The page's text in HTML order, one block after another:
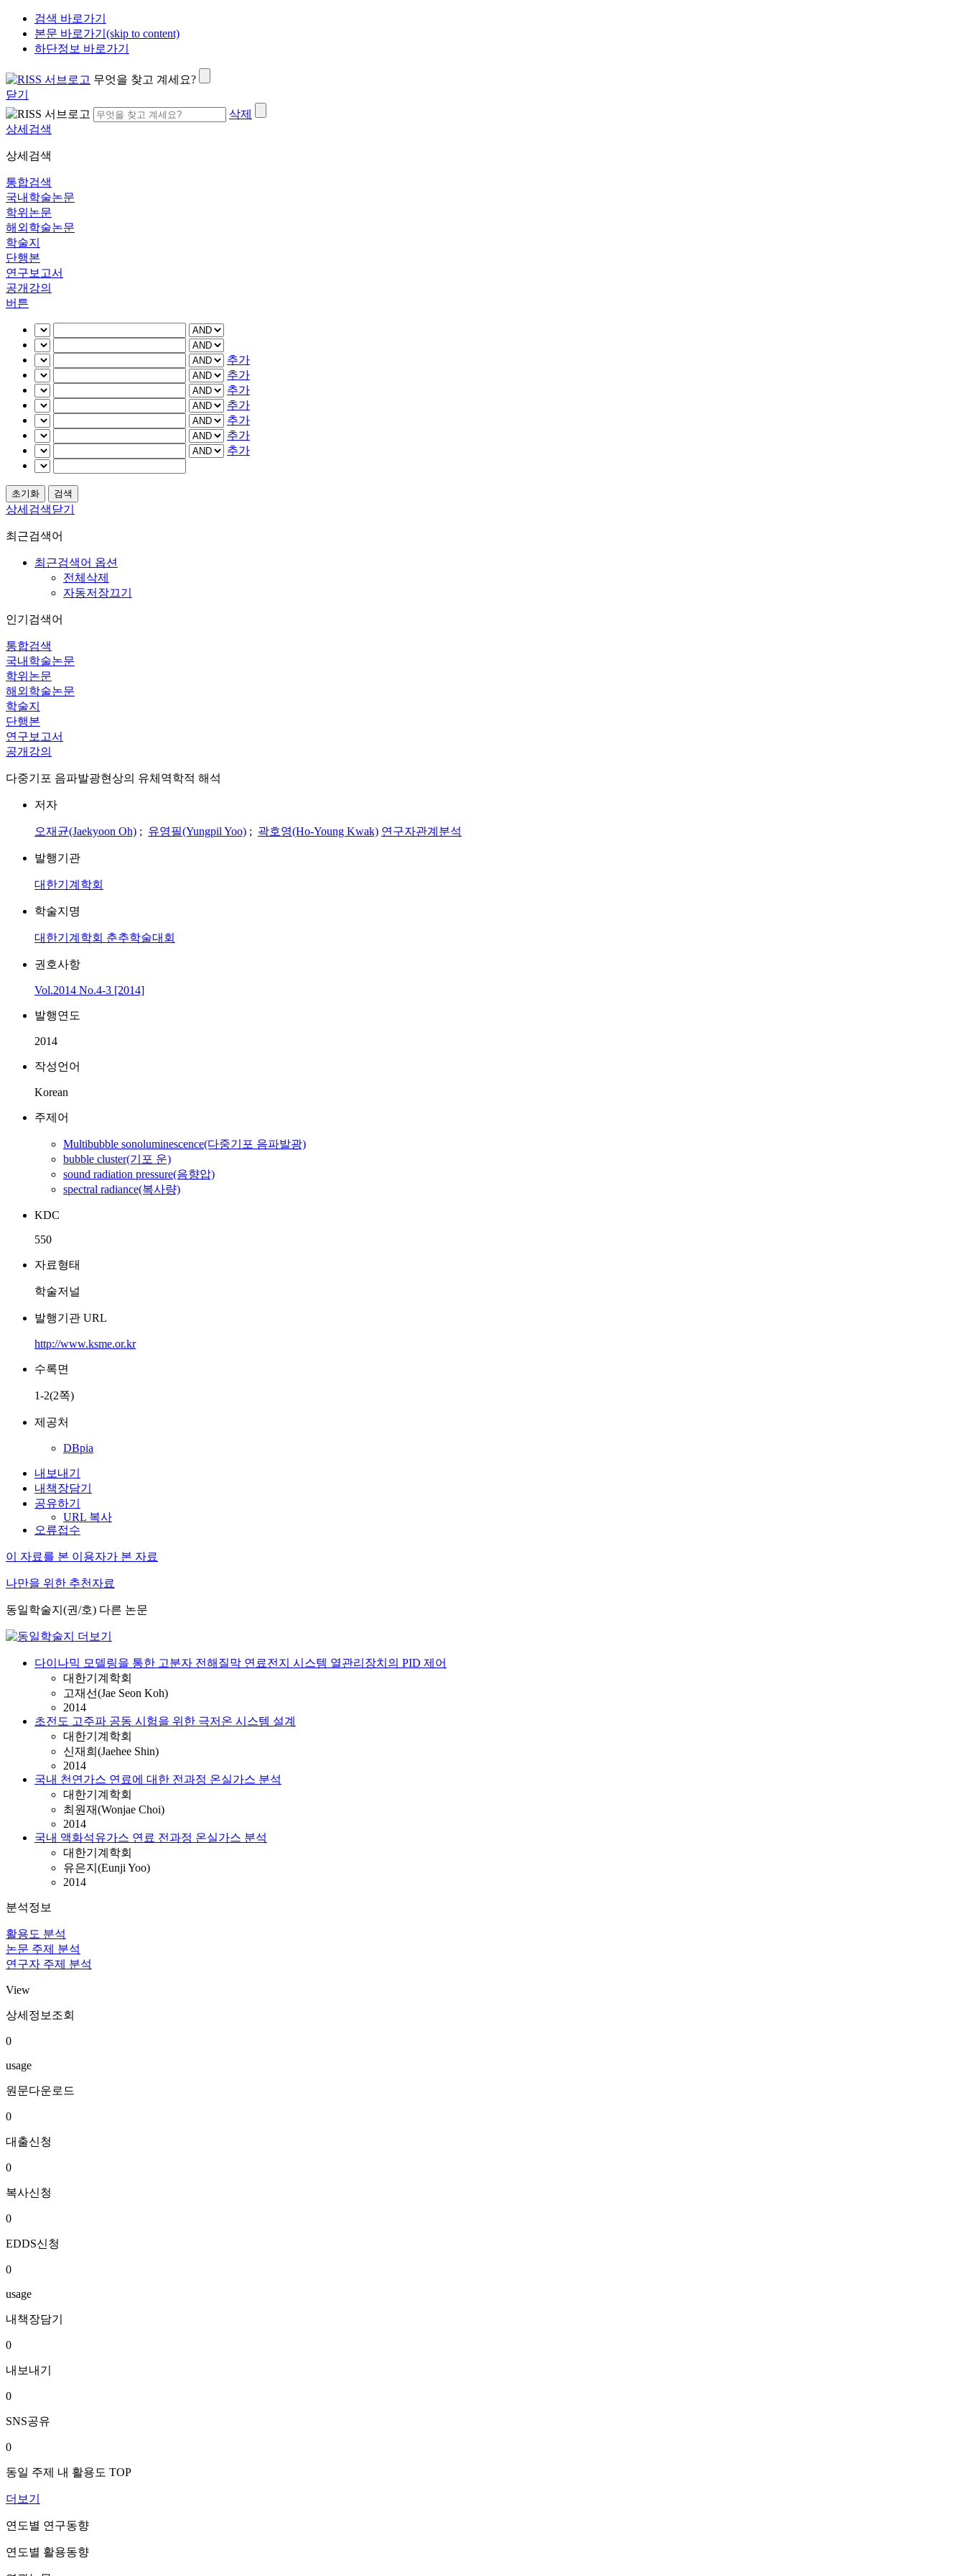
검색 바로가기
본문 바로가기(skip to content)
하단정보 바로가기
무엇을 찾고 계세요?
닫기
삭제
상세검색
상세검색
통합검색
국내학술논문
학위논문
해외학술논문
학술지
단행본
연구보고서
공개강의
버튼
추가
추가
추가
추가
추가
추가
추가
상세검색닫기
최근검색어
최근검색어 옵션
전체삭제
자동저장끄기
인기검색어
통합검색
국내학술논문
학위논문
해외학술논문
학술지
단행본
연구보고서
공개강의
다중기포 음파발광현상의 유체역학적 해석
저자
오재균(Jaekyoon Oh) ; 유영필(Yungpil Yoo) ; 곽호영(Ho-Young Kwak) 연구자관계분석
발행기관
대한기계학회
학술지명
대한기계학회 춘추학술대회
권호사항
Vol.2014 No.4-3 [2014]
발행연도
2014
작성언어
Korean
주제어
Multibubble sonoluminescence(다중기포 음파발광)
bubble cluster(기포 운)
sound radiation pressure(음향압)
spectral radiance(복사량)
KDC
550
자료형태
학술저널
발행기관 URL
http://www.ksme.or.kr
수록면
1-2(2쪽)
제공처
DBpia
내보내기
내책장담기
공유하기
URL 복사
오류접수
이 자료를 본 이용자가 본 자료
나만을 위한 추천자료
동일학술지(권/호) 다른 논문
다이나믹 모델링을 통한 고분자 전해질막 연료전지 시스템 열관리장치의 PID 제어
대한기계학회
고재선(Jae Seon Koh)
2014
초전도 고주파 공동 시험을 위한 극저온 시스템 설계
대한기계학회
신재희(Jaehee Shin)
2014
국내 천연가스 연료에 대한 전과정 온실가스 분석
대한기계학회
최원재(Wonjae Choi)
2014
국내 액화석유가스 연료 전과정 온실가스 분석
대한기계학회
유은지(Eunji Yoo)
2014
분석정보
활용도 분석
논문 주제 분석
연구자 주제 분석
View
상세정보조회
0
usage
원문다운로드
0
대출신청
0
복사신청
0
EDDS신청
0
usage
내책장담기
0
내보내기
0
SNS공유
0
동일 주제 내 활용도 TOP
더보기
연도별 연구동향
연도별 활용동향